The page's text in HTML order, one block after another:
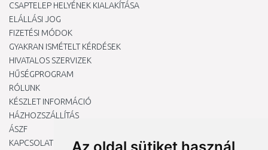
CSAPTELEP HELYÉNEK KIALAKÍTÁSA
ELÁLLÁSI JOG
FIZETÉSI MÓDOK
GYAKRAN ISMÉTELT KÉRDÉSEK
HIVATALOS SZERVIZEK
HŰSÉGPROGRAM
RÓLUNK
KÉSZLET INFORMÁCIÓ
HÁZHOZSZÁLLÍTÁS
ÁSZF
KAPCSOLAT